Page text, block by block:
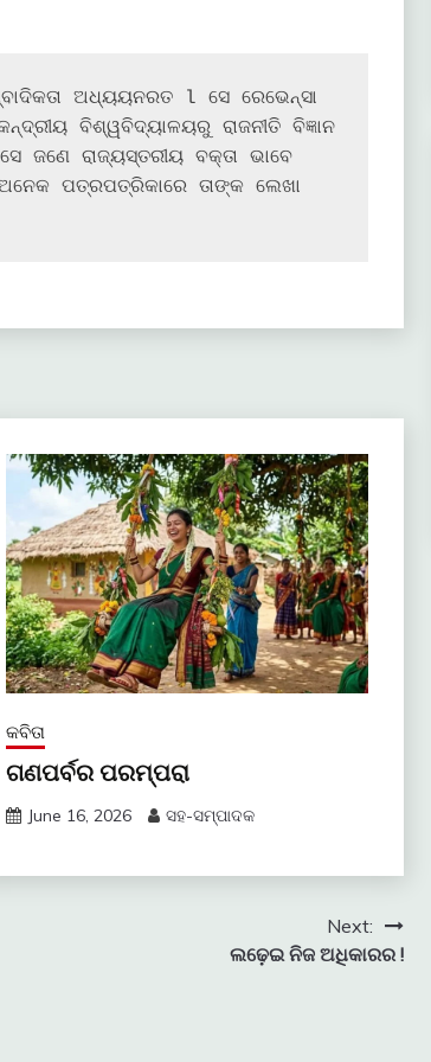
ଅଧ୍ୟୟନରତ l ସେ ରେଭେନ୍ସା
ବିଶ୍ୱବିଦ୍ୟାଳୟରୁ ରାଜନୀତି ବିଜ୍ଞାନ
ଜଣେ ରାଜ୍ୟସ୍ତରୀୟ ବକ୍ତା ଭାବେ
ପତ୍ରପତ୍ରିକାରେ ତାଙ୍କ ଲେଖା
କବିତା
ଗଣପର୍ବର ପରମ୍ପରା
June 16, 2026 ସହ-ସମ୍ପାଦକ
Next:
ଲଢ଼େଇ ନିଜ ଅଧିକାରର !